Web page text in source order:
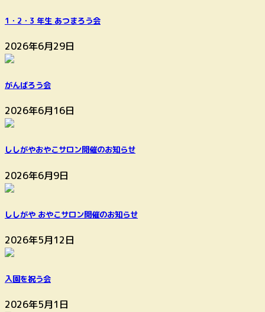
1・2・3 年生 あつまろう会
2026年6月29日
がんばろう会
2026年6月16日
ししがやおやこサロン開催のお知らせ
2026年6月9日
ししがや おやこサロン開催のお知らせ
2026年5月12日
入園を祝う会
2026年5月1日